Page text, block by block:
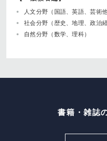
人文分野（国語、英語、芸術他
社会分野（歴史、地理、政治
自然分野（数学、理科）
書籍・雑誌